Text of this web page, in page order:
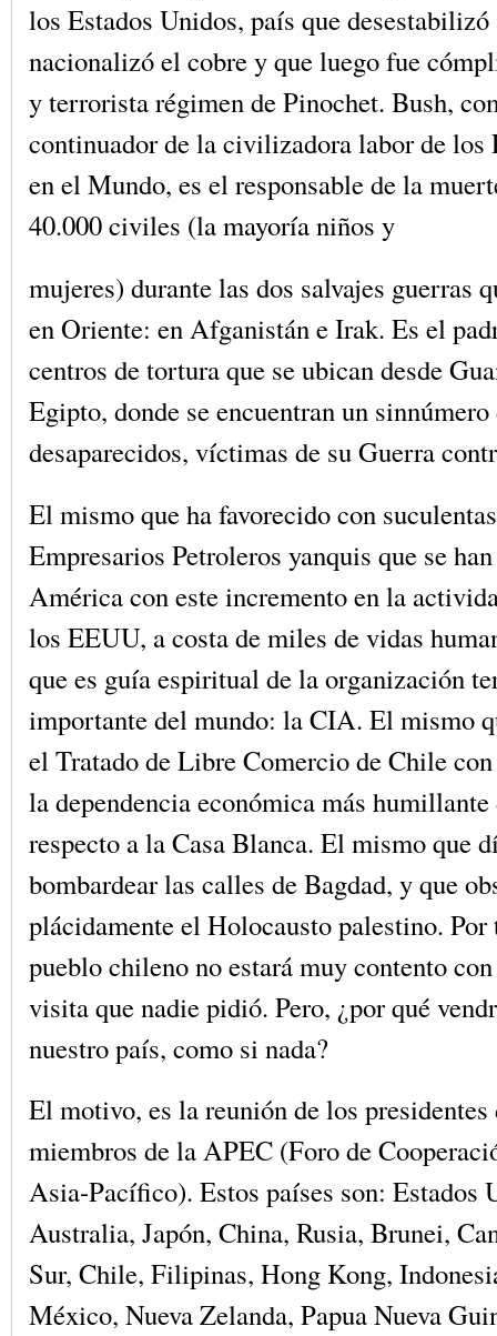
los Estados Unidos, país que
nacionalizó el cobre y que luego fue
y terrorista régimen de Pinochet. Bush,
continuador de la civilizadora labor de los
en el Mundo, es el responsable de la
40.000 civiles (la mayoría niños y
mujeres) durante las dos salvajes guerras
en Oriente: en Afganistán e Irak. Es el
centros de tortura que se ubican desde
Egipto, donde se encuentran un
desaparecidos, víctimas de su Guerra
El mismo que ha favorecido con
Empresarios Petroleros yanquis que se
América con este incremento en la
los EEUU, a costa de miles de vidas
que es guía espiritual de la organización
importante del mundo: la CIA. El mismo
el Tratado de Libre Comercio de Chile
la dependencia económica más
respecto a la Casa Blanca. El mismo que
bombardear las calles de Bagdad, y que
plácidamente el Holocausto palestino.
pueblo chileno no estará muy contento
visita que nadie pidió. Pero, ¿por qué
nuestro país, como si nada?
El motivo, es la reunión de los presidentes
miembros de la APEC (Foro de
Asia-Pacífico). Estos países son: Estados
Australia, Japón, China, Rusia, Brunei,
Sur, Chile, Filipinas, Hong Kong,
México, Nueva Zelanda, Papua Nueva